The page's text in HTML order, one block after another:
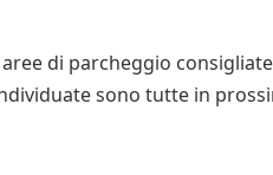
di parcheggio
sono tutte in